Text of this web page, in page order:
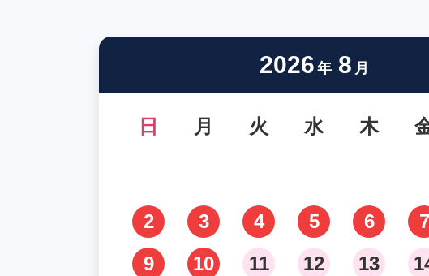
2026 年 8 月
日 月 火 水 木
2
3 4 5 6 7
9
10 11 12 13